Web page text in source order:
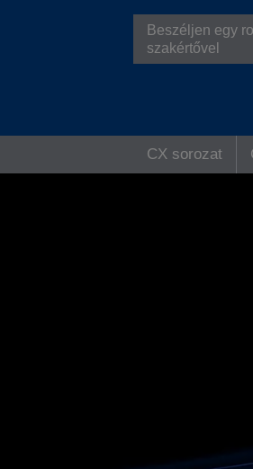
Beszéljen egy
szakértővel
CX sorozat